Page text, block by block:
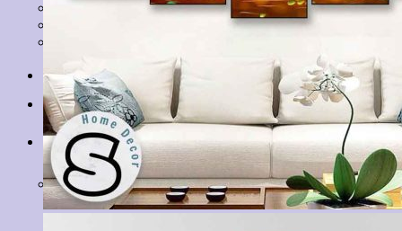
Tranh Cá Chép
Tranh Đồng Quê
Tin tức
Liên hệ
Giỏ hàng
Chưa có sản phẩm trong giỏ hàng.